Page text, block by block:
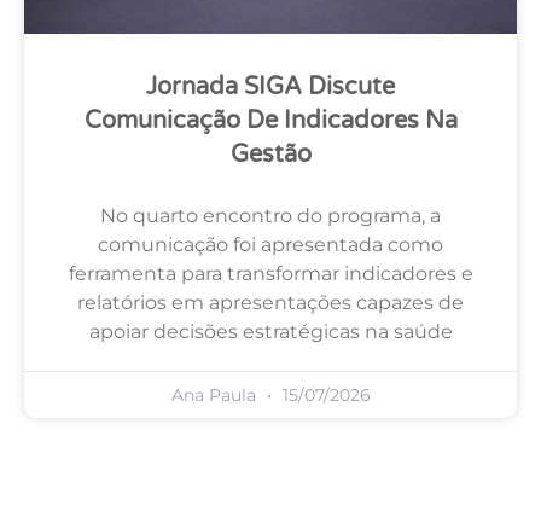
Jornada SIGA Discute
Comunicação De Indicadores Na
Gestão
No quarto encontro do programa, a
comunicação foi apresentada como
ferramenta para transformar indicadores e
relatórios em apresentações capazes de
apoiar decisões estratégicas na saúde
Ana Paula 15/07/2026